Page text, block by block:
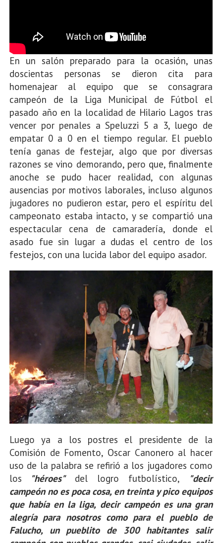
En un salón preparado para la ocasión, unas
doscientas personas se dieron cita para
homenajear al equipo que se consagrara
campeón de la Liga Municipal de Fútbol el
pasado año en la localidad de Hilario Lagos tras
vencer por penales a Speluzzi 5 a 3, luego de
empatar 0 a 0 en el tiempo regular. El pueblo
tenía ganas de festejar, algo que por diversas
razones se vino demorando, pero que, finalmente
anoche se pudo hacer realidad, con algunas
ausencias por motivos laborales, incluso algunos
jugadores no pudieron estar, pero el espíritu del
campeonato estaba intacto, y se compartió una
espectacular cena de camaradería, donde el
asado fue sin lugar a dudas el centro de los
festejos, con una lucida labor del equipo asador.
Luego ya a los postres el presidente de la
Comisión de Fomento, Oscar Canonero al hacer
uso de la palabra se refirió a los jugadores como
los "héroes"del logro futbolístico,
"decir
campeón no es poca cosa, en treinta y pico equipos
que había en la liga, decir campeón es una gran
alegría para nosotros como para el pueblo de
Falucho, un pueblito de 300 habitantes salir